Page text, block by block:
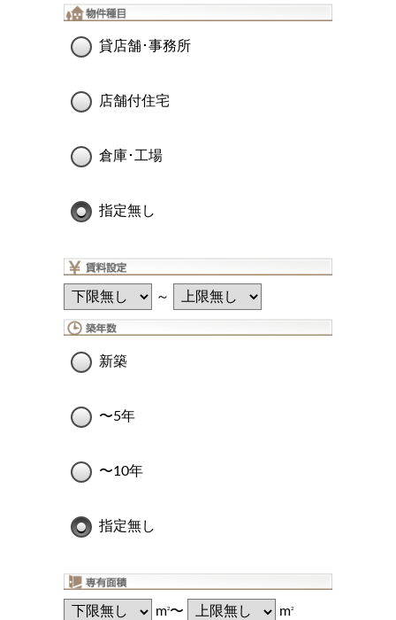
貸店舗･事務所
店舗付住宅
倉庫･工場
指定無し
～
新築
〜5年
〜10年
指定無し
m2〜 m2